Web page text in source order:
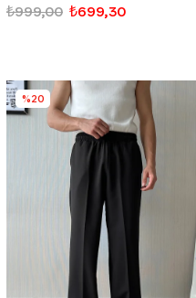
₺699,30
₺999,00
%20